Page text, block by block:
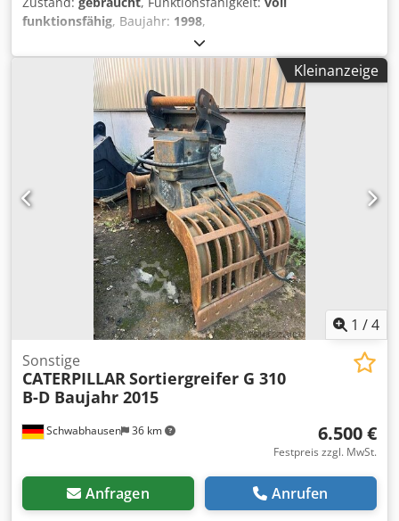
funktionsfähig, Baujahr: 1998,
Maschinen-/Fahrzeugnummer:
CATEPILLAR-RADLADER MODELL: 914G Djdpjv Dr Ngsfx Al
Sokr SERAIL: 9WM00651 JAHR: 1998
Kleinanzeige
1 /4
Schwabhausen 36 km
Sonstige
CATERPILLARSortiergreifer G 310
B-D Baujahr 2015
6.500 €
Festpreis zzgl. MwSt.
Anfragen Anrufen